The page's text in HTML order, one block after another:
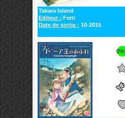
Takara Island
Editeur : Ferti
Date de sortie : 10-2015
0%